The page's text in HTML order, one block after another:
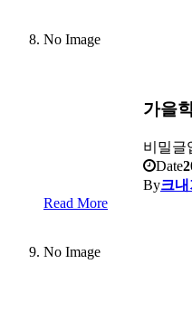
No Image
가을
비밀글
Date
By크내
Read More
No Image